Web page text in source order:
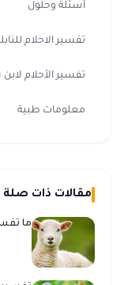
أسئلة وحلول
تفسير الاحلام
تفسير الأحلام
معلومات طبية
مقالات ذات صلة
ما